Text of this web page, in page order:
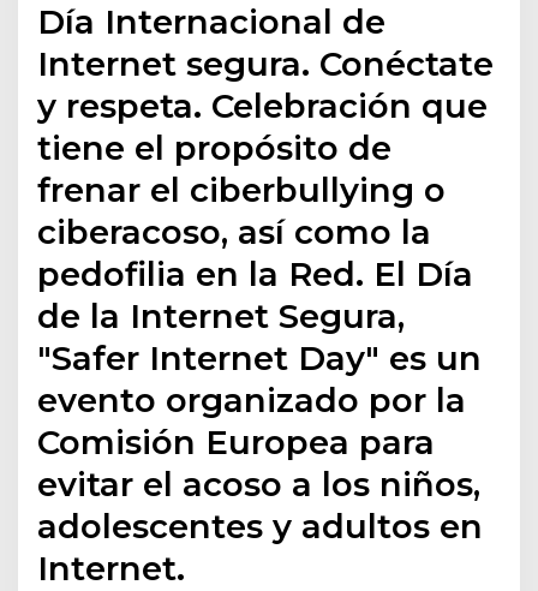
Día Internacional de
Internet segura. Conéctate
y respeta. Celebración que
tiene el propósito de
frenar el ciberbullying o
ciberacoso, así como la
pedofilia en la Red. El Día
de la Internet Segura,
"Safer Internet Day" es un
evento organizado por la
Comisión Europea para
evitar el acoso a los niños,
adolescentes y adultos en
Internet.